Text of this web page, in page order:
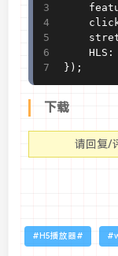
	HLS
:
} ) ;
下载
请回复/
H5播放器